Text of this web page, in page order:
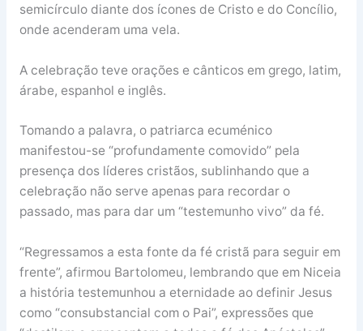
semicírculo diante dos ícones de Cristo e do Concílio,
onde acenderam uma vela.
A celebração teve orações e cânticos em grego, latim,
árabe, espanhol e inglês.
Tomando a palavra, o patriarca ecuménico
manifestou-se “profundamente comovido” pela
presença dos líderes cristãos, sublinhando que a
celebração não serve apenas para recordar o
passado, mas para dar um “testemunho vivo” da fé.
“Regressamos a esta fonte da fé cristã para seguir em
frente”, afirmou Bartolomeu, lembrando que em Niceia
a história testemunhou a eternidade ao definir Jesus
como “consubstancial com o Pai”, expressões que